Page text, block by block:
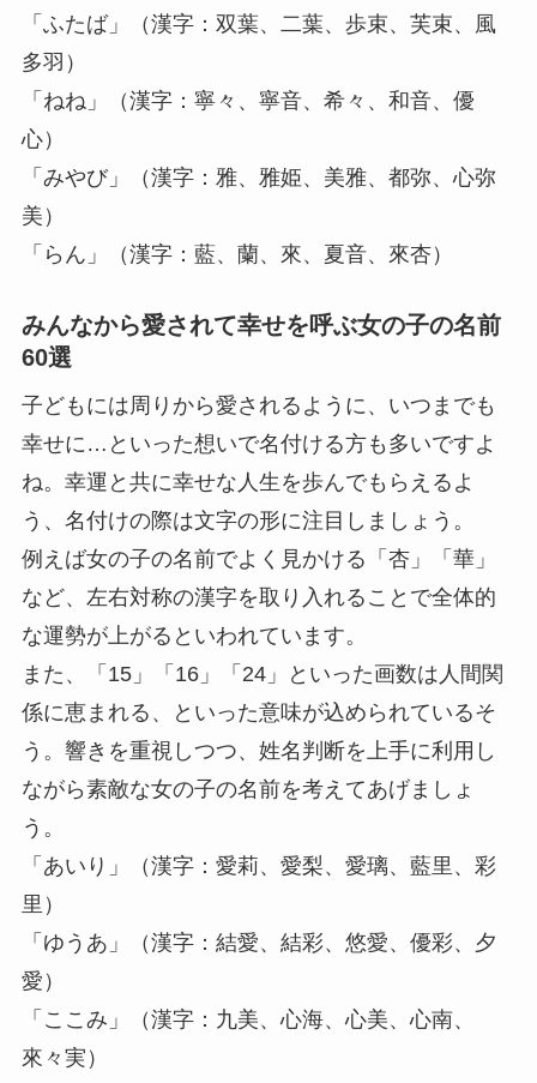
「ふたば」（漢字：双葉、二葉、歩束、芙束、風
多羽）
「ねね」（漢字：寧々、寧音、希々、和音、優
心）
「みやび」（漢字：雅、雅姫、美雅、都弥、心弥
美）
「らん」（漢字：藍、蘭、來、夏音、來杏）
みんなから愛されて幸せを呼ぶ女の子の名前
60選
子どもには周りから愛されるように、いつまでも
幸せに…といった想いで名付ける方も多いですよ
ね。幸運と共に幸せな人生を歩んでもらえるよ
う、名付けの際は文字の形に注目しましょう。
例えば女の子の名前でよく見かける「杏」「華」
など、左右対称の漢字を取り入れることで全体的
な運勢が上がるといわれています。
また、「15」「16」「24」といった画数は人間関
係に恵まれる、といった意味が込められているそ
う。響きを重視しつつ、姓名判断を上手に利用し
ながら素敵な女の子の名前を考えてあげましょ
う。
「あいり」（漢字：愛莉、愛梨、愛璃、藍里、彩
里）
「ゆうあ」（漢字：結愛、結彩、悠愛、優彩、夕
愛）
「ここみ」（漢字：九美、心海、心美、心南、
來々実）